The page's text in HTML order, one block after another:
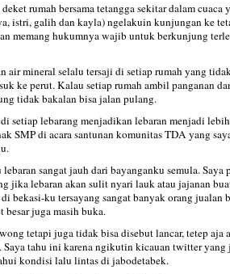
rumah bersama tetangga sekitar dalam cuaca
istri, galih dan kayla) ngelakuin kunjungan ke
memang hukumnya wajib untuk berkunjung
air mineral selalu tersaji di setiap rumah yang
ke perut. Kalau setiap rumah ambil panganan
tidak bakalan bisa jalan pulang.
setiap lebarang menjadikan lebaran menjadi
SMP di acara santunan komunitas TDA yang
sangat jauh dari bayanganku semula. Saya
jika lebaran akan sulit nyari lauk atau jajanan
bekasi-ku tersayang sangat banyak orang jualan
besar juga masih buka.
tetapi juga tidak bisa disebut lancar, tetep aja
Saya tahu ini karena ngikutin kicauan twitter yang
kondisi lalu lintas di jabodetabek.